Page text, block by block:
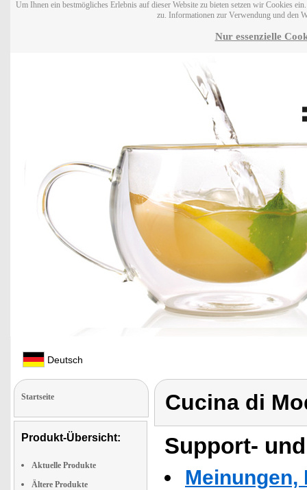
Um Ihnen ein bestmögliches Erlebnis auf dieser Website zu bieten setzen wir Cookies
zu. Informationen zur Verwendung und den
Nur essenzielle
Deutsch
Startseite
Produkt-Übersicht:
Aktuelle Produkte
Ältere Produkte
Cucina di
Support-